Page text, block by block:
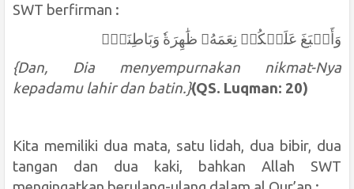
SWT berfirman :
وَأَسۡبَغَ عَلَيۡكُمۡ نِعَمَهُۥ ظَٰهِرَةٗ وَبَاطِنَةٗۗ
{Dan, Dia menyempurnakan nikmat-Nya
kepadamu lahir dan batin.}(QS. Luqman: 20)
Kita memiliki dua mata, satu lidah, dua bibir, dua
tangan dan dua kaki, bahkan Allah SWT